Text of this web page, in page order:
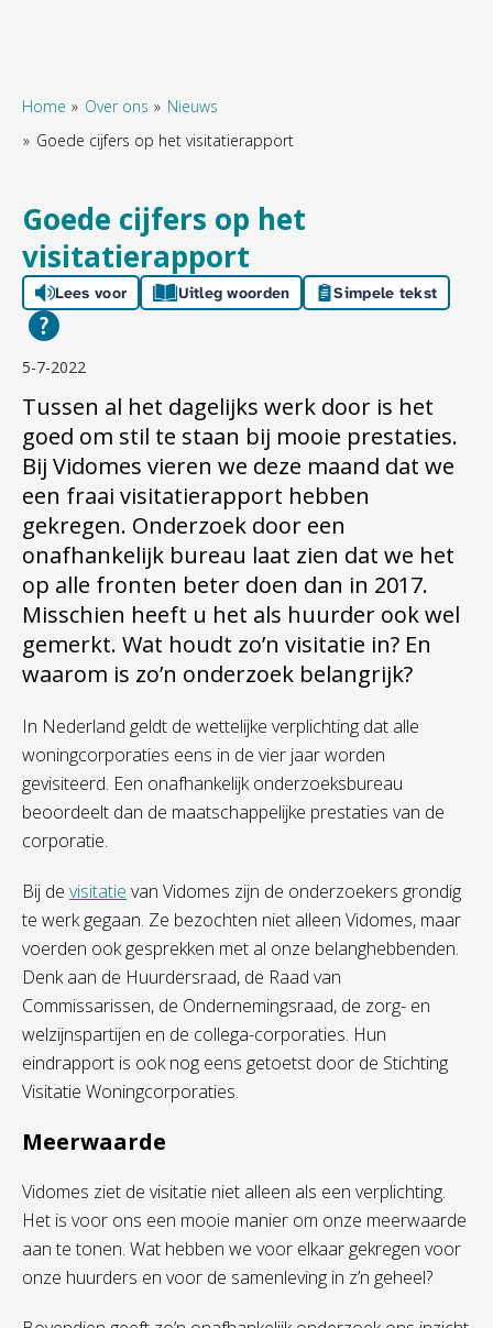
Home Over ons
Nieuws
Goede cijfers op het visitatierapport
Goede cijfers op het
visitatierapport
Lees voor Uitleg woorden Simpele tekst
5-7-2022
Tussen al het dagelijks werk door is het
goed om stil te staan bij mooie prestaties.
Bij Vidomes vieren we deze maand dat we
een fraai visitatierapport hebben
gekregen. Onderzoek door een
onafhankelijk bureau laat zien dat we het
op alle fronten beter doen dan in 2017.
Misschien heeft u het als huurder ook wel
gemerkt. Wat houdt zo’n visitatie in? En
waarom is zo’n onderzoek belangrijk?
In Nederland geldt de wettelijke verplichting dat alle
woningcorporaties eens in de vier jaar worden
gevisiteerd. Een onafhankelijk onderzoeksbureau
beoordeelt dan de maatschappelijke prestaties van de
corporatie.
Bij de visitatie van Vidomes zijn de onderzoekers grondig
te werk gegaan. Ze bezochten niet alleen Vidomes, maar
voerden ook gesprekken met al onze belanghebbenden.
Denk aan de Huurdersraad, de Raad van
Commissarissen, de Ondernemingsraad, de zorg- en
welzijnspartijen en de collega-corporaties. Hun
eindrapport is ook nog eens getoetst door de Stichting
Visitatie Woningcorporaties.
Meerwaarde
Vidomes ziet de visitatie niet alleen als een verplichting.
Het is voor ons een mooie manier om onze meerwaarde
aan te tonen. Wat hebben we voor elkaar gekregen voor
onze huurders en voor de samenleving in z’n geheel?